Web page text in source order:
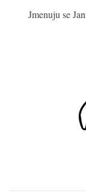
Jmenuju se